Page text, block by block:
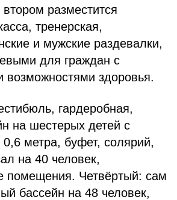
втором разместится
тренерская,
и мужские раздевалки,
для граждан с
возможностями здоровья.
гардеробная,
на шестерых детей с
метра, буфет, солярий,
на 40 человек,
помещения. Четвёртый: сам
бассейн на 48 человек,